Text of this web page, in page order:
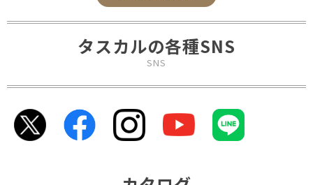
タスカルの各種SNS
SNS